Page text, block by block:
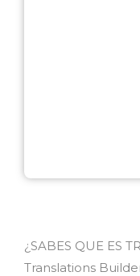
¿SABES QUE ES
Translations